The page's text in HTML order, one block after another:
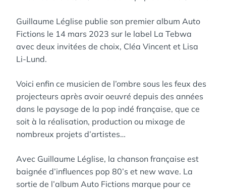
Guillaume Léglise publie son premier album Auto
Fictions le 14 mars 2023 sur le label La Tebwa
avec deux invitées de choix, Cléa Vincent et Lisa
Li-Lund.
Voici enfin ce musicien de l’ombre sous les feux des
projecteurs après avoir oeuvré depuis des années
dans le paysage de la pop indé française, que ce
soit à la réalisation, production ou mixage de
nombreux projets d’artistes…
Avec Guillaume Léglise, la chanson française est
baignée d’influences pop 80’s et new wave. La
sortie de l’album Auto Fictions marque pour ce